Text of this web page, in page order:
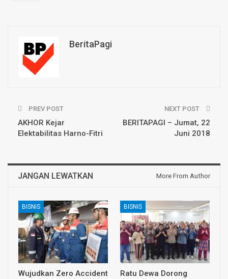
BeritaPagi
PREV POST
AKHOR Kejar
Elektabilitas Harno-Fitri
NEXT POST
BERITAPAGI – Jumat, 22
Juni 2018
JANGAN LEWATKAN More From Author
BISNIS
Wujudkan Zero Accident
BISNIS
Ratu Dewa Dorong